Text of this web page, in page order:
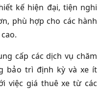
kế hiện đại, tiện nghi
phù hợp cho các hành
cấp các dịch vụ chăm
bảo trì định kỳ và xe ít
việc giá thuê xe từ các